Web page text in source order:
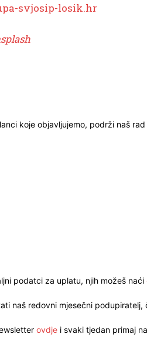
svjosip-losik.hr
koje objavljujemo, podrži naš
podatci za uplatu, njih možeš naći
naš redovni mjesečni
ovdje i svaki tjedan primaj